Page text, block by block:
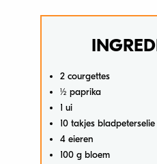
2 courgettes
½ paprika
1 ui
10 takjes bladpeterselie
4 eieren
100 g bloem